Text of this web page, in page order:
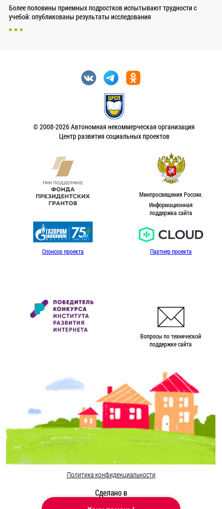
Более половины приемных подростков испытывают трудности с
учебой: опубликованы результаты исследования
© 2008-2026 Автономная некоммерческая организация
Центр развития социальных проектов
Минпросвещения России.
Информационная
поддержка сайта
Спонсор проекта Партнер проекта
Вопросы по технической
поддержке сайта
Политика конфиденциальности
Сделано в